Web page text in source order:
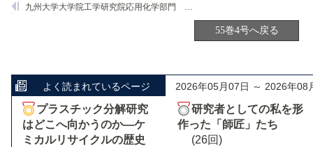
九州大学大学院工学研究院応用化学部門 石原達己 研究室
55巻4号へ戻る
よく読まれているページ 2026年05月07日 ～ 2026年08
プラスチック分解研究
はどこへ向かうのか―ケ
ミカルリサイクルの歴史
研究者としての私を形
作った「師匠」たち
(26回)